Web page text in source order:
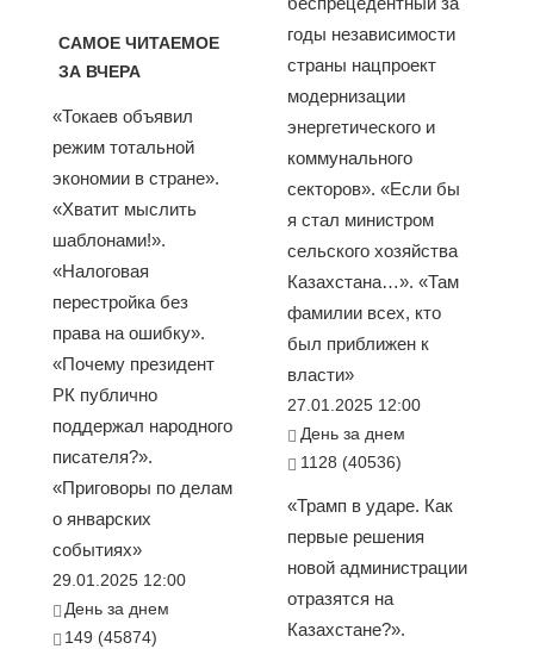
САМОЕ ЧИТАЕМОЕ
ЗА ВЧЕРА
«Токаев объявил
режим тотальной
экономии в стране».
«Хватит мыслить
шаблонами!».
«Налоговая
перестройка без
права на ошибку».
«Почему президент
РК публично
поддержал народного
писателя?».
«Приговоры по делам
о январских
событиях»
29.01.2025 12:00
День за днем
149 (45874)
годы независимости
страны нацпроект
модернизации
энергетического и
коммунального
секторов». «Если бы
я стал министром
сельского хозяйства
Казахстана…». «Там
фамилии всех, кто
был приближен к
власти»
27.01.2025 12:00
День за днем
1128 (40536)
«Трамп в ударе. Как
первые решения
новой администрации
отразятся на
Казахстане?».